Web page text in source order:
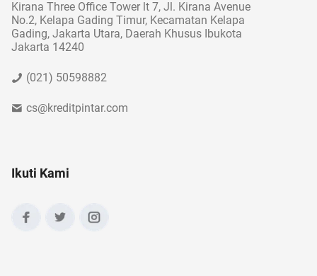
Kirana Three Office Tower lt 7, Jl. Kirana Avenue
No.2, Kelapa Gading Timur, Kecamatan Kelapa
Gading, Jakarta Utara, Daerah Khusus Ibukota
Jakarta 14240
(021) 50598882
cs@kreditpintar.com
Ikuti Kami